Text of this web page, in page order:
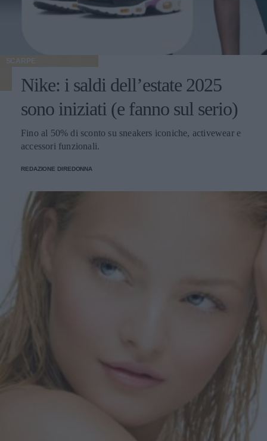
SCARPE
Nike: i saldi dell’estate 2025
sono iniziati (e fanno sul serio)
Fino al 50% di sconto su sneakers iconiche, activewear e
accessori funzionali.
REDAZIONE DIREDONNA